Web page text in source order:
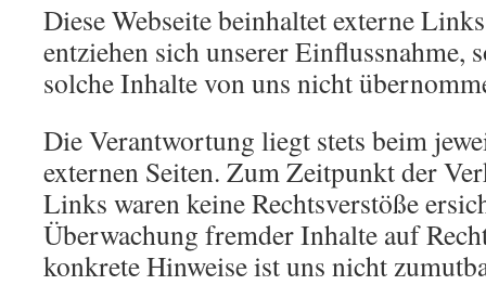
Diese Webseite beinhaltet externe
entziehen sich unserer Einflussnahme,
solche Inhalte von uns nicht
Die Verantwortung liegt stets beim
externen Seiten. Zum Zeitpunkt der
Links waren keine Rechtsverstöße
Überwachung fremder Inhalte auf
konkrete Hinweise ist uns nicht